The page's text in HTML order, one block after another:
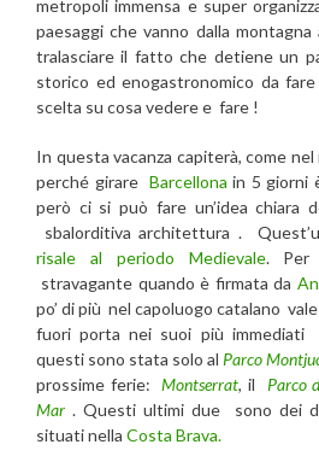
metropoli immensa e super
paesaggi che vanno dalla
tralasciare il fatto che detiene un
storico ed enogastronomico da fare
scelta su cosa vedere e fare !
In questa vacanza capiterà, come
perché girare Barcellona in 5 giorni
però ci si può fare un’idea chiara
sbalorditiva architettura .
risale al periodo Medievale. Per
stravagante quando è firmata da
po’ di più nel capoluogo catalano
fuori porta nei suoi più immediati
questi sono stata solo al Parco
prossime ferie:Montserrat, il Parco
Mar . Questi ultimi due sono dei
situati nella Costa Brava.